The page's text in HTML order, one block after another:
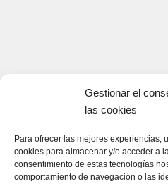
Gestionar el
las cookies
Para ofrecer las mejores experiencias,
cookies para almacenar y/o acceder a
consentimiento de estas tecnologías
comportamiento de navegación o las